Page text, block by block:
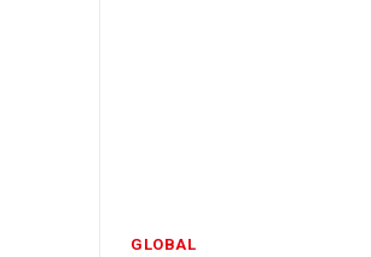
GLOBAL